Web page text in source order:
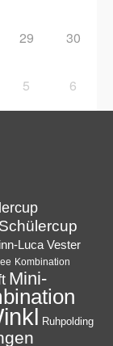
29 30
5 6
Luca Vester
Kombination
Mini-
Ruhpolding